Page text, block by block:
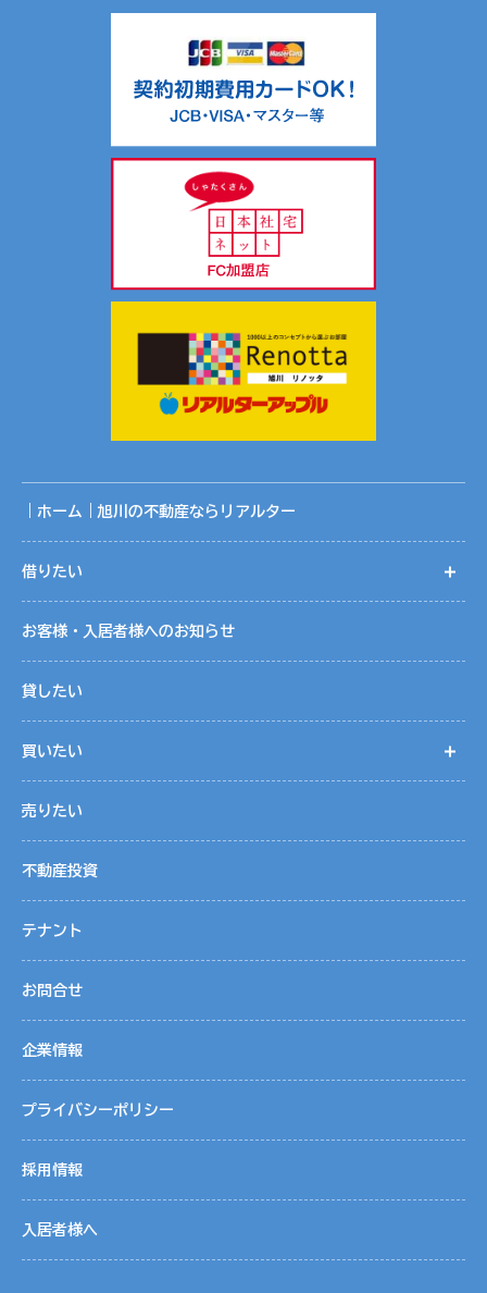
｜ホーム｜旭川の不動産ならリアルター
借りたい
お客様・入居者様へのお知らせ
貸したい
買いたい
売りたい
不動産投資
テナント
お問合せ
企業情報
プライバシーポリシー
採用情報
入居者様へ